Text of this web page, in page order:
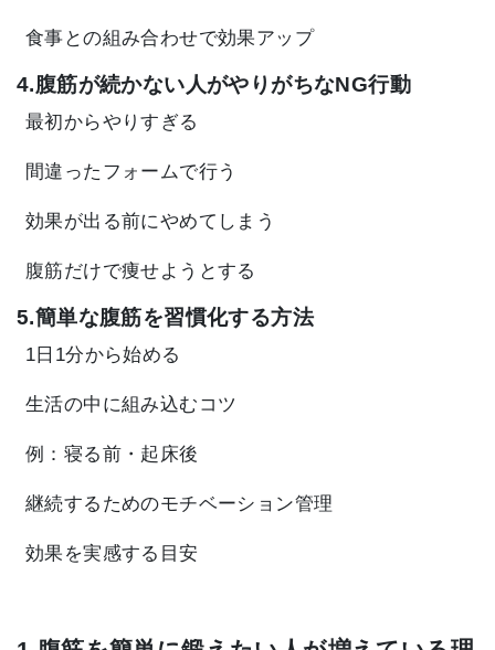
食事との組み合わせで効果アップ
4.腹筋が続かない人がやりがちなNG行動
最初からやりすぎる
間違ったフォームで行う
効果が出る前にやめてしまう
腹筋だけで痩せようとする
5.簡単な腹筋を習慣化する方法
1日1分から始める
生活の中に組み込むコツ
例：寝る前・起床後
継続するためのモチベーション管理
効果を実感する目安